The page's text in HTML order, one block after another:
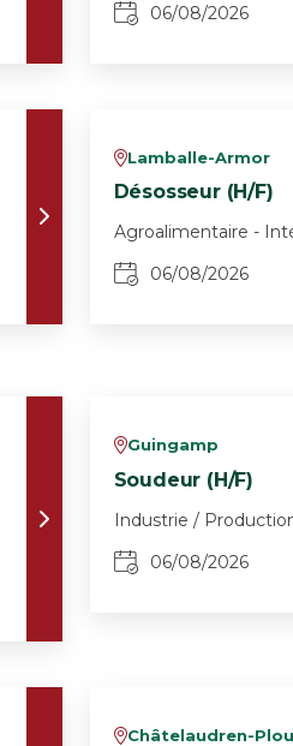
06/08/2026
vLamballe-Armor
Désosseur (H/F)
Agroalimentaire -
06/08/2026
vGuingamp
Soudeur (H/F)
Industrie /
06/08/2026
vChâtelaudren-